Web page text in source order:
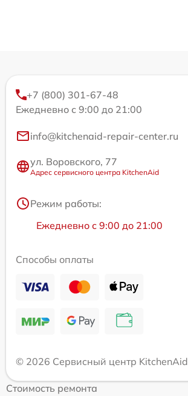
+7 (800) 301-67-48
Ежедневно с 9:00 до 21:00
info@kitchenaid-repair-center.ru
ул. Воровского, 77
Адрес сервисного центра KitchenAid
Режим работы:
Ежедневно с 9:00 до 21:00
Способы оплаты
© 2026 Сервисный центр KitchenAid
Стоимость ремонта